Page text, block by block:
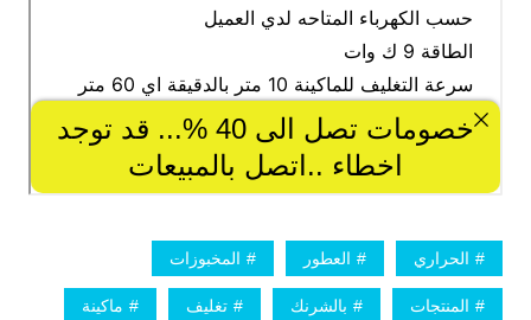
الحراري العطور المخبوزات
المنتجات بالشرنك تغليف ماكينة